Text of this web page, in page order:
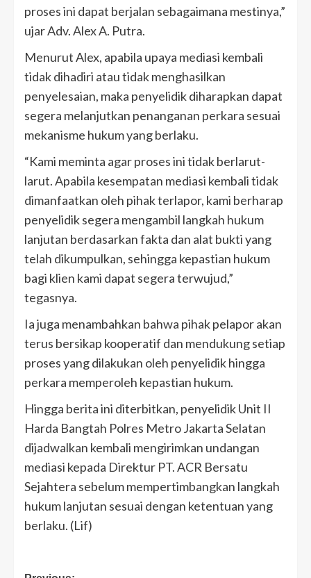
proses ini dapat berjalan sebagaimana mestinya,”
ujar Adv. Alex A. Putra.
Menurut Alex, apabila upaya mediasi kembali
tidak dihadiri atau tidak menghasilkan
penyelesaian, maka penyelidik diharapkan dapat
segera melanjutkan penanganan perkara sesuai
mekanisme hukum yang berlaku.
“Kami meminta agar proses ini tidak berlarut-
larut. Apabila kesempatan mediasi kembali tidak
dimanfaatkan oleh pihak terlapor, kami berharap
penyelidik segera mengambil langkah hukum
lanjutan berdasarkan fakta dan alat bukti yang
telah dikumpulkan, sehingga kepastian hukum
bagi klien kami dapat segera terwujud,”
tegasnya.
Ia juga menambahkan bahwa pihak pelapor akan
terus bersikap kooperatif dan mendukung setiap
proses yang dilakukan oleh penyelidik hingga
perkara memperoleh kepastian hukum.
Hingga berita ini diterbitkan, penyelidik Unit II
Harda Bangtah Polres Metro Jakarta Selatan
dijadwalkan kembali mengirimkan undangan
mediasi kepada Direktur PT. ACR Bersatu
Sejahtera sebelum mempertimbangkan langkah
hukum lanjutan sesuai dengan ketentuan yang
berlaku. (Lif)